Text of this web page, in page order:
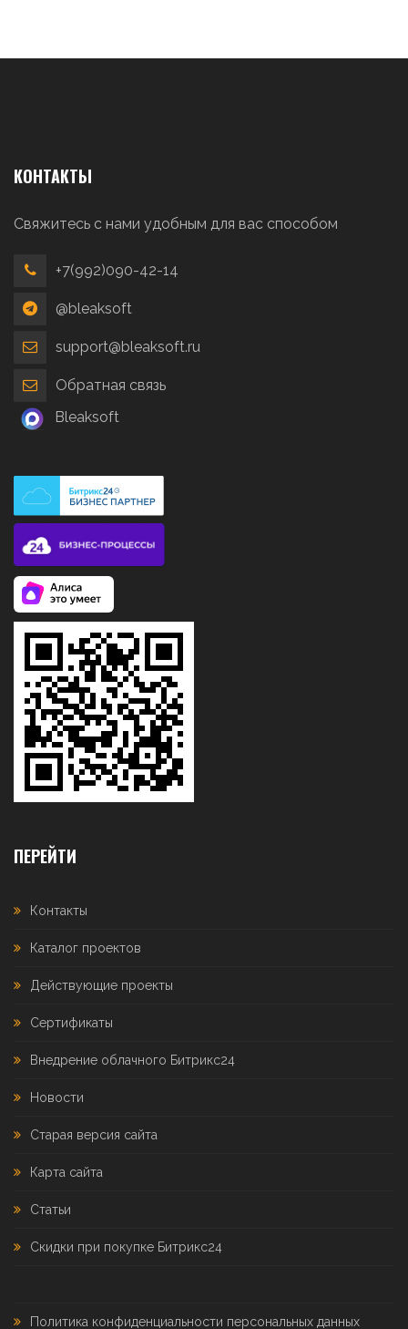
КОНТАКТЫ
Свяжитесь с нами удобным для вас способом
+7(992)090-42-14
@bleaksoft
support@bleaksoft.ru
Обратная связь
Bleaksoft
ПЕРЕЙТИ
Контакты
Каталог проектов
Действующие проекты
Сертификаты
Внедрение облачного Битрикс24
Новости
Старая версия сайта
Карта сайта
Статьи
Скидки при покупке Битрикс24
Политика конфиденциальности персональных данных